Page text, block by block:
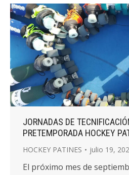
JORNADAS DE
PRETEMPORADA HOCKEY
HOCKEY PATINES julio 19,
El próximo mes de